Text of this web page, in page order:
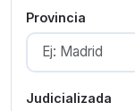
Provincia
Judicializada